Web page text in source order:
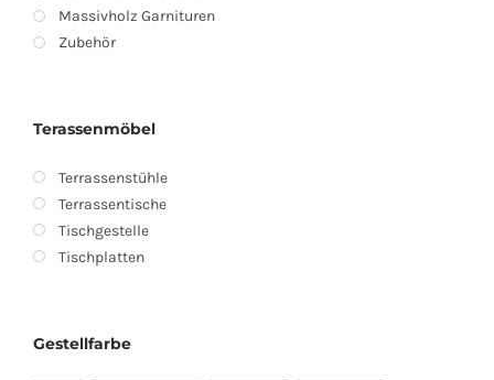
Massivholz Garnituren
Zubehör
Terassenmöbel
Terrassenstühle
Terrassentische
Tischgestelle
Tischplatten
Gestellfarbe